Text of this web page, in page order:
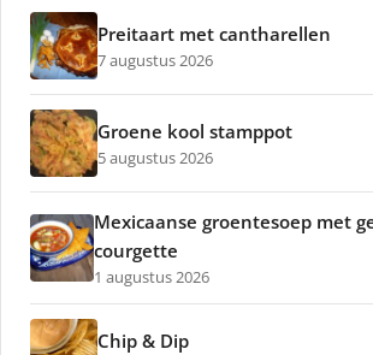
Preitaart met cantharellen
7 augustus 2026
Groene kool stamppot
5 augustus 2026
Mexicaanse groentesoep met
courgette
1 augustus 2026
Chip & Dip